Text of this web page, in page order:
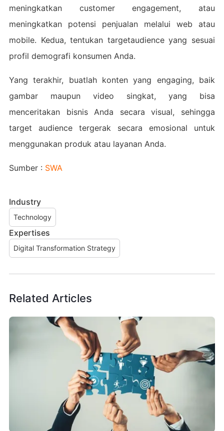
meningkatkan customer engagement, atau
meningkatkan potensi penjualan melalui web atau
mobile. Kedua, tentukan targetaudience yang sesuai
profil demografi konsumen Anda.
Yang terakhir, buatlah konten yang engaging, baik
gambar maupun video singkat, yang bisa
menceritakan bisnis Anda secara visual, sehingga
target audience tergerak secara emosional untuk
menggunakan produk atau layanan Anda.
Sumber : SWA
Industry
Technology
Expertises
Digital Transformation Strategy
Related Articles